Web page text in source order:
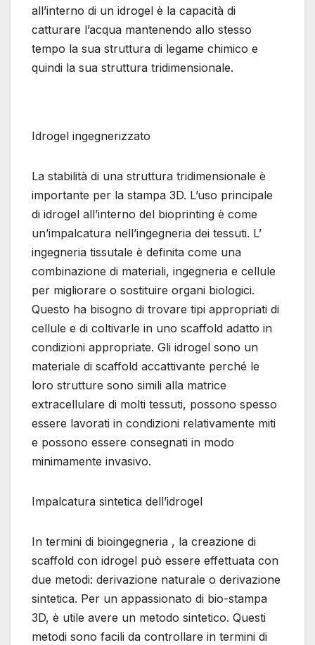
all’interno di un idrogel è la capacità di
catturare l’acqua mantenendo allo stesso
tempo la sua struttura di legame chimico e
quindi la sua struttura tridimensionale.
Idrogel ingegnerizzato
La stabilità di una struttura tridimensionale è
importante per la stampa 3D. L’uso principale
di idrogel all’interno del bioprinting è come
un’impalcatura nell’ingegneria dei tessuti. L’
ingegneria tissutale è definita come una
combinazione di materiali, ingegneria e cellule
per migliorare o sostituire organi biologici.
Questo ha bisogno di trovare tipi appropriati di
cellule e di coltivarle in uno scaffold adatto in
condizioni appropriate. Gli idrogel sono un
materiale di scaffold accattivante perché le
loro strutture sono simili alla matrice
extracellulare di molti tessuti, possono spesso
essere lavorati in condizioni relativamente miti
e possono essere consegnati in modo
minimamente invasivo.
Impalcatura sintetica dell’idrogel
In termini di bioingegneria , la creazione di
scaffold con idrogel può essere effettuata con
due metodi: derivazione naturale o derivazione
sintetica. Per un appassionato di bio-stampa
3D, è utile avere un metodo sintetico. Questi
metodi sono facili da controllare in termini di